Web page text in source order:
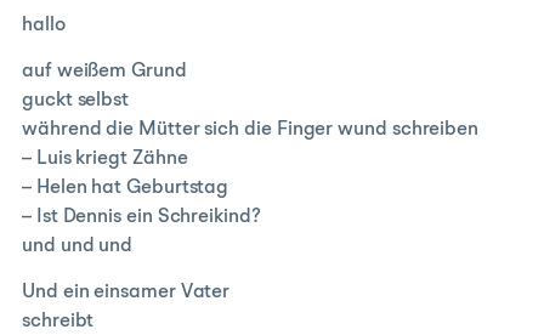
hallo
auf weißem Grund
guckt selbst
während die Mütter sich die Finger wund schreiben
– Luis kriegt Zähne
– Helen hat Geburtstag
– Ist Dennis ein Schreikind?
und und und
Und ein einsamer Vater
schreibt